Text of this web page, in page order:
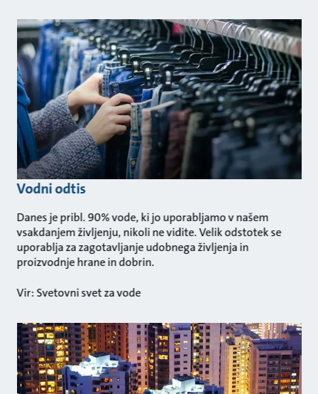
Vodni odtis
Danes je pribl. 90% vode, ki jo uporabljamo v našem
vsakdanjem življenju, nikoli ne vidite. Velik odstotek se
uporablja za zagotavljanje udobnega življenja in
proizvodnje hrane in dobrin.
Vir: Svetovni svet za vode